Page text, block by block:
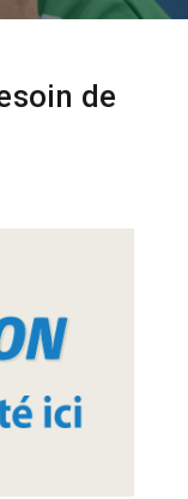
de